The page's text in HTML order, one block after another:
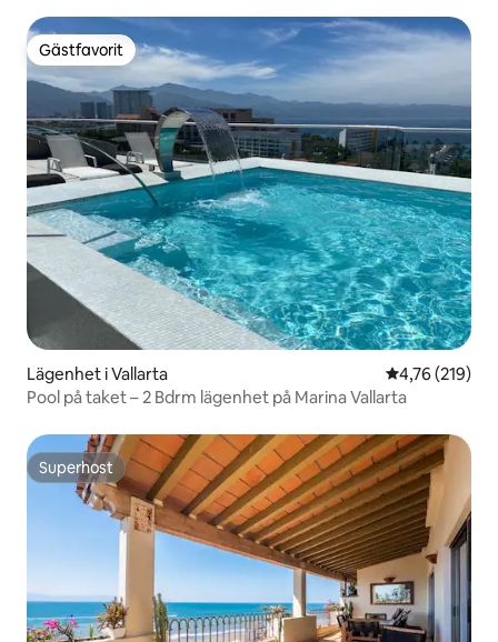
Gästfavorit
Gästfavorit
Lägenhet i Vallarta 4,76 av 5 i
4,76 (219)
Pool på taket – 2 Bdrm lägenhet på Marina Vallarta
Superhost
Superhost